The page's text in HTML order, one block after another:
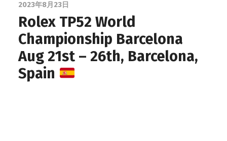
2023年8月23日
Rolex TP52 World
Championship Barcelona
Aug 21st – 26th, Barcelona,
Spain